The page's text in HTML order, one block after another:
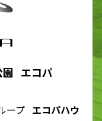
園 エコパ
ープ エコパハウ